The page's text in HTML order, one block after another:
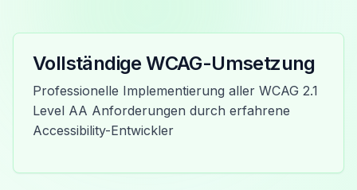
Vollständige WCAG-Umsetzung
Professionelle Implementierung aller WCAG 2.1
Level AA Anforderungen durch erfahrene
Accessibility-Entwickler